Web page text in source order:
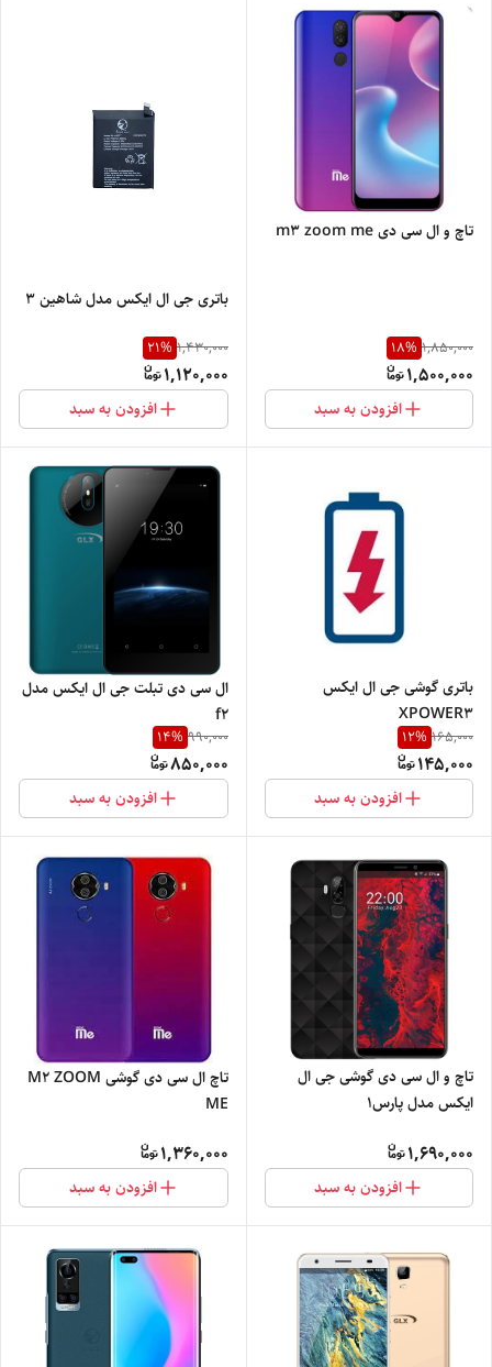
تاچ و ال سی دی m3 zoom me
1,850,000
18%
1,500,000
افزودن به سبد
باتری جی ال ایکس مدل شاهین 3
1,430,000
21%
1,120,000
افزودن به سبد
باتری گوشی جی ال ایکس
XPOWER3
165,000
12%
145,000
افزودن به سبد
ال سی دی تبلت جی ال ایکس مدل
f2
990,000
14%
850,000
افزودن به سبد
تاچ و ال سی دی گوشی جی ال
ایکس مدل پارس1
1,690,000
افزودن به سبد
تاچ ال سی دی گوشی M2 ZOOM
ME
1,360,000
افزودن به سبد